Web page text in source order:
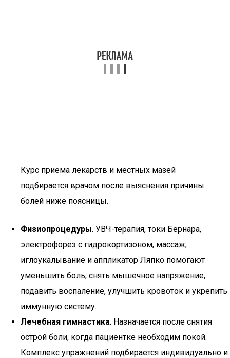
Курс приема лекарств и местных мазей
подбирается врачом после выяснения причины
болей ниже поясницы.
Физиопроцедуры. УВЧ-терапия, токи Бернара,
электрофорез с гидрокортизоном, массаж,
иглоукалывание и аппликатор Ляпко помогают
уменьшить боль, снять мышечное напряжение,
подавить воспаление, улучшить кровоток и укрепить
иммунную систему.
Лечебная гимнастика. Назначается после снятия
острой боли, когда пациентке необходим покой.
Комплекс упражнений подбирается индивидуально и